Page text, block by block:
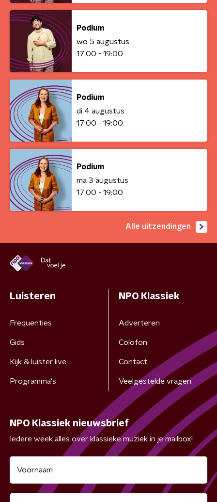
Podium
wo 5 augustus
17:00 - 19:00
Podium
di 4 augustus
17:00 - 19:00
Podium
ma 3 augustus
17:00 - 19:00
Alle uitzendingen
Luisteren
Frequenties
Gids
Kijk & luister live
Programma's
NPO Klassiek
Adverteren
Colofon
Contact
Veelgestelde vragen
NPO Klassiek nieuwsbrief
Iedere week alles over klassieke muziek in je mailbox!